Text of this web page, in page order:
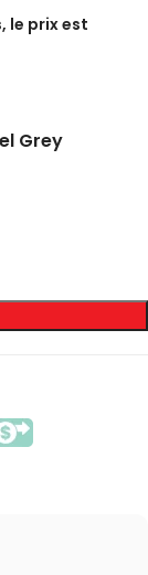
le prix est
Grey